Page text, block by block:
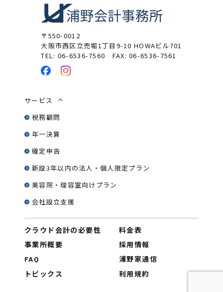
〒550-0012
大阪市西区立売堀1丁目9-10HOWAビル701
TEL: 06-6536-7560
FAX: 06-6536-7561
サービス
税務顧問
年一決算
確定申告
新設3年以内の法人・個人限定プラン
美容院・理容室向けプラン
会社設立支援
クラウド会計の必要性
料金表
事業所概要
採用情報
FAQ
浦野家通信
トピックス
利用規約